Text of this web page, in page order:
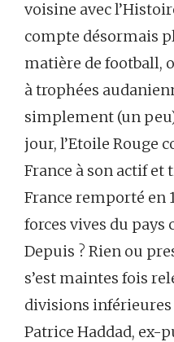
voisine avec
compte désormais
matière de football,
à trophées
simplement (un
jour, l’Etoile Rouge
France à son actif
France remporté en
forces vives du
Depuis ? Rien ou
s’est maintes fois
divisions inférieures
Patrice Haddad, ex-